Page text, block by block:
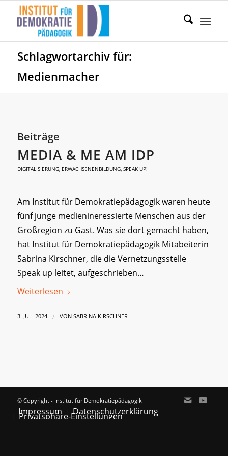
Schlagwortarchiv für:
Medienmacher
Beiträge
MEDIA & ME AM IDP
DIGITALISIERUNG, ERWACHSENENBILDUNG, SPEAK UP!
Am Institut für Demokratiepädagogik waren heute
fünf junge medienineressierte Menschen aus der
Großregion zu Gast. Was sie dort gemacht haben,
hat Institut für Demokratiepädagogik Mitabeiterin
Sabrina Kirschner, die die Vernetzungsstelle
Speak up leitet, aufgeschrieben…
Weiterlesen
3. JULI 2024 / VON SABRINA KIRSCHNER
© Copyright - Institut für Demokratiepädagogik
Impressum Datenschutzerklärung
Privatsphäre-Einstellungen